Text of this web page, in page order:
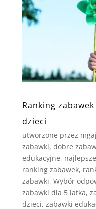
Ranking
dzieci
utworzone przez
zabawki, dobre
edukacyjne,
ranking zabawek,
zabawki, Wybór
zabawki dla 5 latka,
dzieci, zabawki